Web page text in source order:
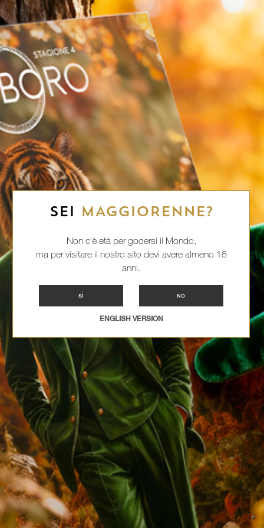
SEI MAGGIORENNE?
Non c'è età per godersi il Mondo,
ma per visitare il nostro sito devi avere almeno 18
anni.
SÌ NO
ENGLISH VERSION